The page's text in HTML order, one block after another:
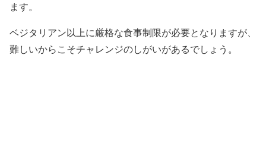
ます。
ベジタリアン以上に厳格な食事制限が必要となりますが、
難しいからこそチャレンジのしがいがあるでしょう。